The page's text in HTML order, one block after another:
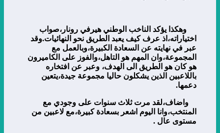
وهكذا يؤكد الناخب الوطني هيرفي رونار،صواب
اختياراته،اذ عرف كيف يعبد الطريق نحو النهائيات.وقد
عبر في نهايته عن السعادة الكبيرة،وبالعمل مع
المجموعة،وان المهم هو التاهل،والفوز على الكاميرون
هو كان هو الطريق الى الهدف، وعبر عن افتخاره
باللاعبين الذين يشكلون حاليا مجموعة جيدة،يتعين
دعمها.
واضاف،لقد مرت ثلاث سنوات على وجودي مع
المنتخب،وانا اليوم اشعر بسعادة كبيرة،مع لاعبين من
مستوى عال .